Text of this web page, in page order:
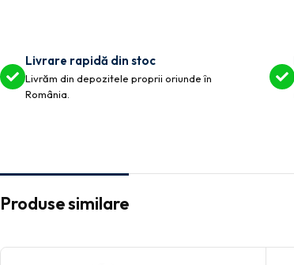
Livrare rapidă din stoc
Livrăm din depozitele proprii oriunde în
România.
Produse similare